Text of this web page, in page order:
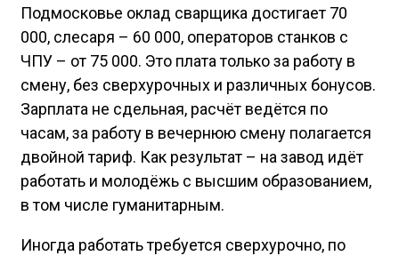
Подмосковье оклад сварщика достигает 70
000, слесаря – 60 000, операторов станков с
ЧПУ – от 75 000. Это плата только за работу в
смену, без сверхурочных и различных бонусов.
Зарплата не сдельная, расчёт ведётся по
часам, за работу в вечернюю смену полагается
двойной тариф. Как результат – на завод идёт
работать и молодёжь с высшим образованием,
в том числе гуманитарным.
Иногда работать требуется сверхурочно, по